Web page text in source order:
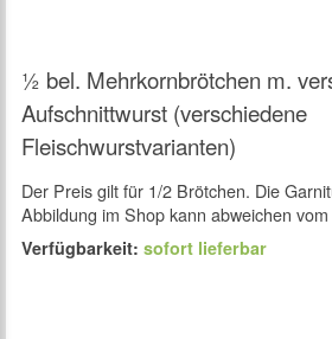
½ bel. Mehrkornbrötchen m.
Aufschnittwurst (verschiedene
Fleischwurstvarianten)
Der Preis gilt für 1/2 Brötchen. Die
Abbildung im Shop kann abweichen
Verfügbarkeit: sofort lieferbar